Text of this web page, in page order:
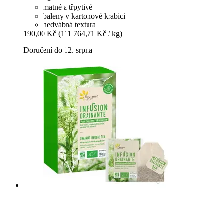
matné a třpytivé
baleny v kartonové krabici
hedvábná textura
190,00 Kč (111 764,71 Kč / kg)
Doručení do 12. srpna